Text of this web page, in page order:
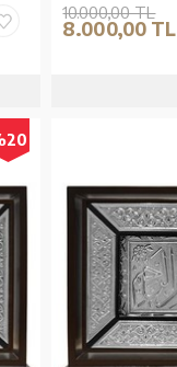
10.000,00 TL
8.000,00 TL